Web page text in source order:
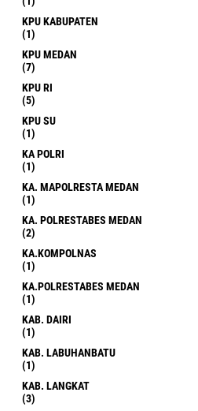
KPU KABUPATEN
(1)
KPU MEDAN
(7)
KPU RI
(5)
KPU SU
(1)
KA POLRI
(1)
KA. MAPOLRESTA MEDAN
(1)
KA. POLRESTABES MEDAN
(2)
KA.KOMPOLNAS
(1)
KA.POLRESTABES MEDAN
(1)
KAB. DAIRI
(1)
KAB. LABUHANBATU
(1)
KAB. LANGKAT
(3)